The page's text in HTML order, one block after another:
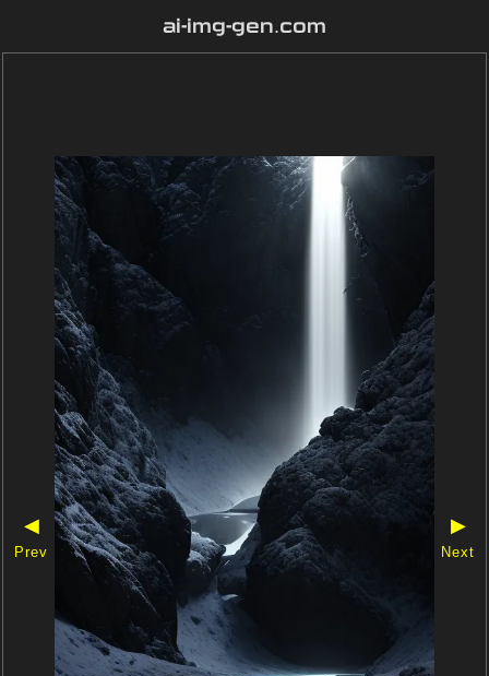
ai-img-gen.com
◀
Prev
▶
Next